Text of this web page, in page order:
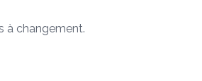
à changement.